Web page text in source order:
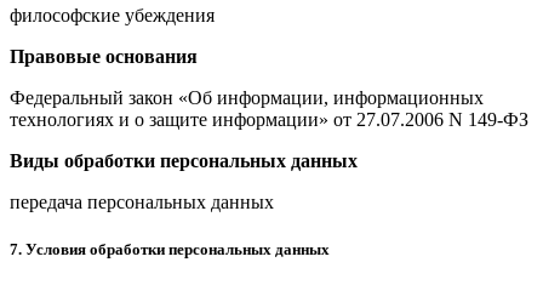
философские убеждения
Правовые основания
Федеральный закон «Об информации, информационных
технологиях и о защите информации» от 27.07.2006 N 149-ФЗ
Виды обработки персональных данных
передача персональных данных
7. Условия обработки персональных данных